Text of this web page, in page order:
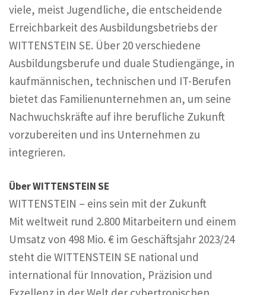
viele, meist Jugendliche, die entscheidende
Erreichbarkeit des Ausbildungsbetriebs der
WITTENSTEIN SE. Über 20 verschiedene
Ausbildungsberufe und duale Studiengänge, in
kaufmännischen, technischen und IT-Berufen
bietet das Familienunternehmen an, um seine
Nachwuchskräfte auf ihre berufliche Zukunft
vorzubereiten und ins Unternehmen zu
integrieren.
Über WITTENSTEIN SE
WITTENSTEIN – eins sein mit der Zukunft
Mit weltweit rund 2.800 Mitarbeitern und einem
Umsatz von 498 Mio. € im Geschäftsjahr 2023/24
steht die WITTENSTEIN SE national und
international für Innovation, Präzision und